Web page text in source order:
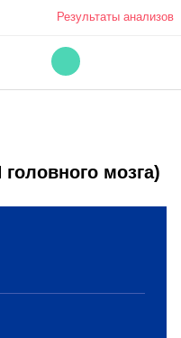
Результаты анализов
мозга)